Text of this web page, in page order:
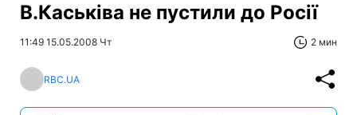
В.Каськіва не пустили до Росії
11:49 15.05.2008 Чт 2 мин
RBC.UA